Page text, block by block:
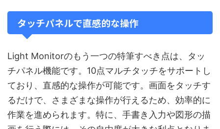
タッチパネルで直感的な操作
Light Monitorのもう一つの特筆すべき点は、タッ
チパネル機能です。10点マルチタッチをサポートし
ており、直感的な操作が可能です。画面をタッチす
るだけで、さまざまな操作が行えるため、効率的に
作業を進められます。特に、手書き入力や図形の描